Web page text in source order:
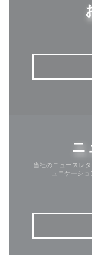
ニ
当社のニュースレ
ュニケーシ